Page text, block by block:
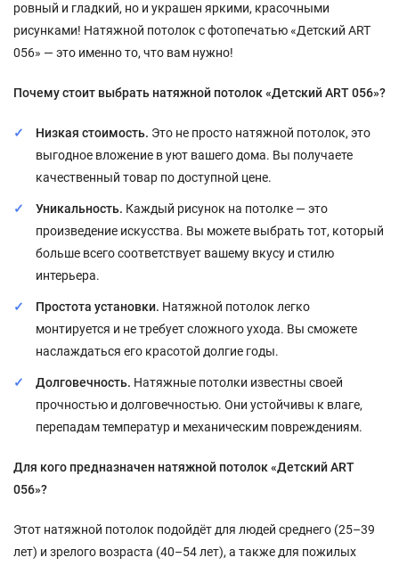
ровный и гладкий, но и украшен яркими, красочными
рисунками! Натяжной потолок с фотопечатью «Детский ART
056» — это именно то, что вам нужно!
Почему стоит выбрать натяжной потолок «Детский ART 056»?
Низкая стоимость. Это не просто натяжной потолок, это
выгодное вложение в уют вашего дома. Вы получаете
качественный товар по доступной цене.
Уникальность. Каждый рисунок на потолке — это
произведение искусства. Вы можете выбрать тот, который
больше всего соответствует вашему вкусу и стилю
интерьера.
Простота установки. Натяжной потолок легко
монтируется и не требует сложного ухода. Вы сможете
наслаждаться его красотой долгие годы.
Долговечность. Натяжные потолки известны своей
прочностью и долговечностью. Они устойчивы к влаге,
перепадам температур и механическим повреждениям.
Для кого предназначен натяжной потолок «Детский ART
056»?
Этот натяжной потолок подойдёт для людей среднего (25–39
лет) и зрелого возраста (40–54 лет), а также для пожилых